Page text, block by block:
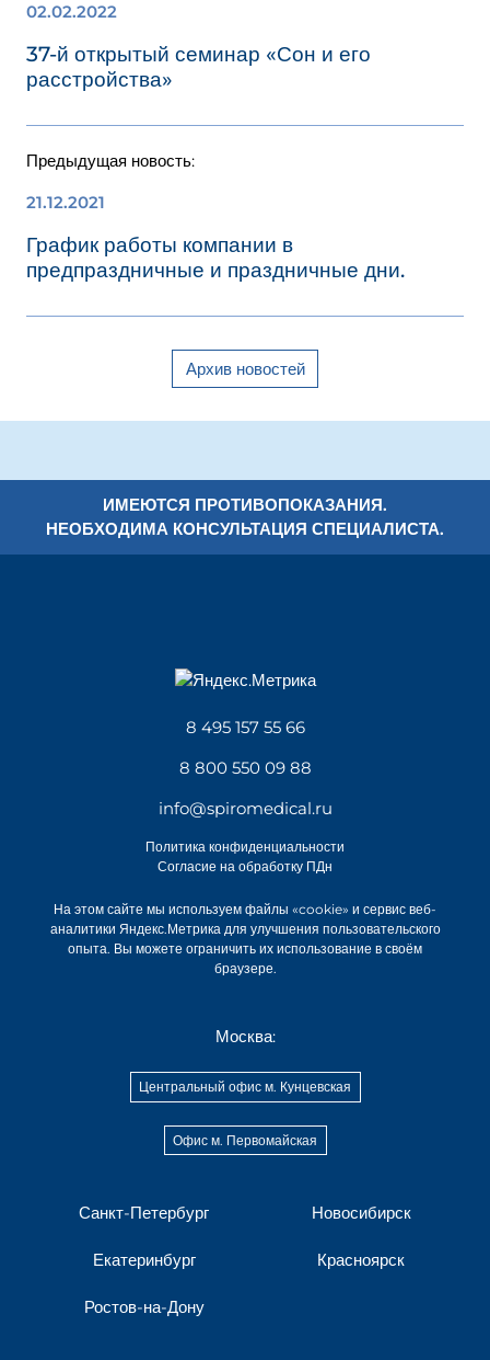
02.02.2022
37-й открытый семинар «Сон и его
расстройства»
Предыдущая новость:
21.12.2021
График работы компании в
предпраздничные и праздничные дни.
Архив новостей
ИМЕЮТСЯ ПРОТИВОПОКАЗАНИЯ.
НЕОБХОДИМА КОНСУЛЬТАЦИЯ СПЕЦИАЛИСТА.
Москва:
Центральный офис м. Кунцевская
Офис м. Первомайская
Санкт-Петербург Новосибирск
Екатеринбург Красноярск
Ростов-на-Дону
8 495 157 55 66
8 800 550 09 88
info@spiromedical.ru
Политика конфиденциальности
Согласие на обработку ПДн
На этом сайте мы используем файлы «cookie» и сервис веб-
аналитики Яндекс.Метрика для улучшения пользовательского
опыта. Вы можете ограничить их использование в своём
браузере.